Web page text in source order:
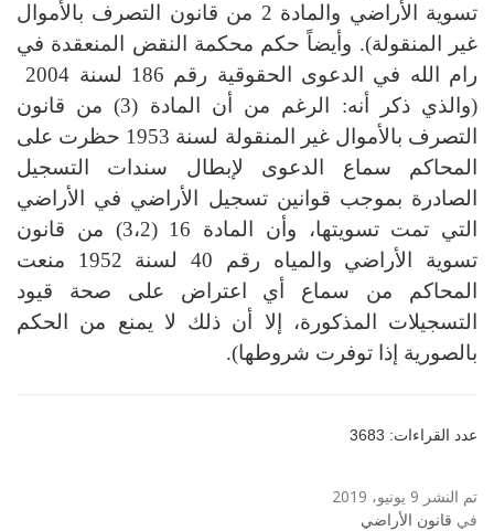
تسوية الأراضي والمادة 2 من قانون التصرف بالأموال
غير المنقولة). وأيضاً حكم محكمة النقض المنعقدة في
(والذي ذكر أنه: الرغم من أن المادة (3) من قانون
التصرف بالأموال غير المنقولة لسنة 1953 حظرت على
المحاكم سماع الدعوى لإبطال سندات التسجيل
الصادرة بموجب قوانين تسجيل الأراضي في الأراضي
التي تمت تسويتها، وأن المادة 16 (3،2) من قانون
تسوية الأراضي والمياه رقم 40 لسنة 1952 منعت
المحاكم من سماع أي اعتراض على صحة قيود
التسجيلات المذكورة، إلا أن ذلك لا يمنع من الحكم
بالصورية إذا توفرت شروطها).
عدد القراءات: 3683
تم النشر 9 يونيو، 2019
في قانون الأراضي